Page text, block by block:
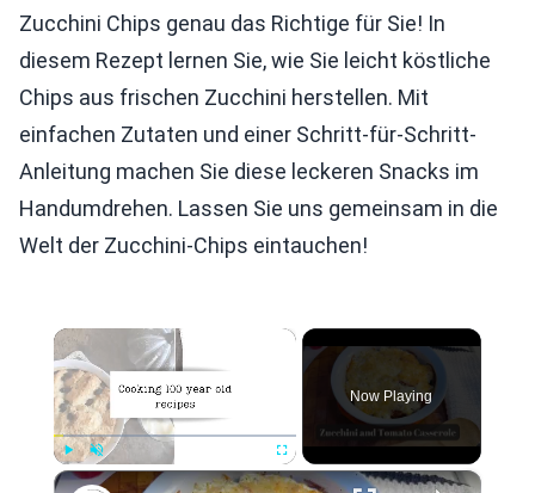
Zucchini Chips genau das Richtige für Sie! In
diesem Rezept lernen Sie, wie Sie leicht köstliche
Chips aus frischen Zucchini herstellen. Mit
einfachen Zutaten und einer Schritt-für-Schritt-
Anleitung machen Sie diese leckeren Snacks im
Handumdrehen. Lassen Sie uns gemeinsam in die
Welt der Zucchini-Chips eintauchen!
×
Play Unmute Fullscreen
Now Playing
×